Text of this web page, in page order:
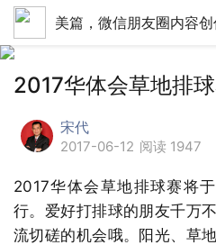
美篇，微信朋友圈内容
2017华体会草地排
宋代
2017-06-12 阅读 1947
2017华体会草地排球赛将
行。爱好打排球的朋友千万
流切磋的机会哦。阳光、草